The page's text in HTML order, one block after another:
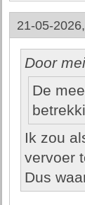
21-05-
Door
De
Ik zou
vervoer
Dus